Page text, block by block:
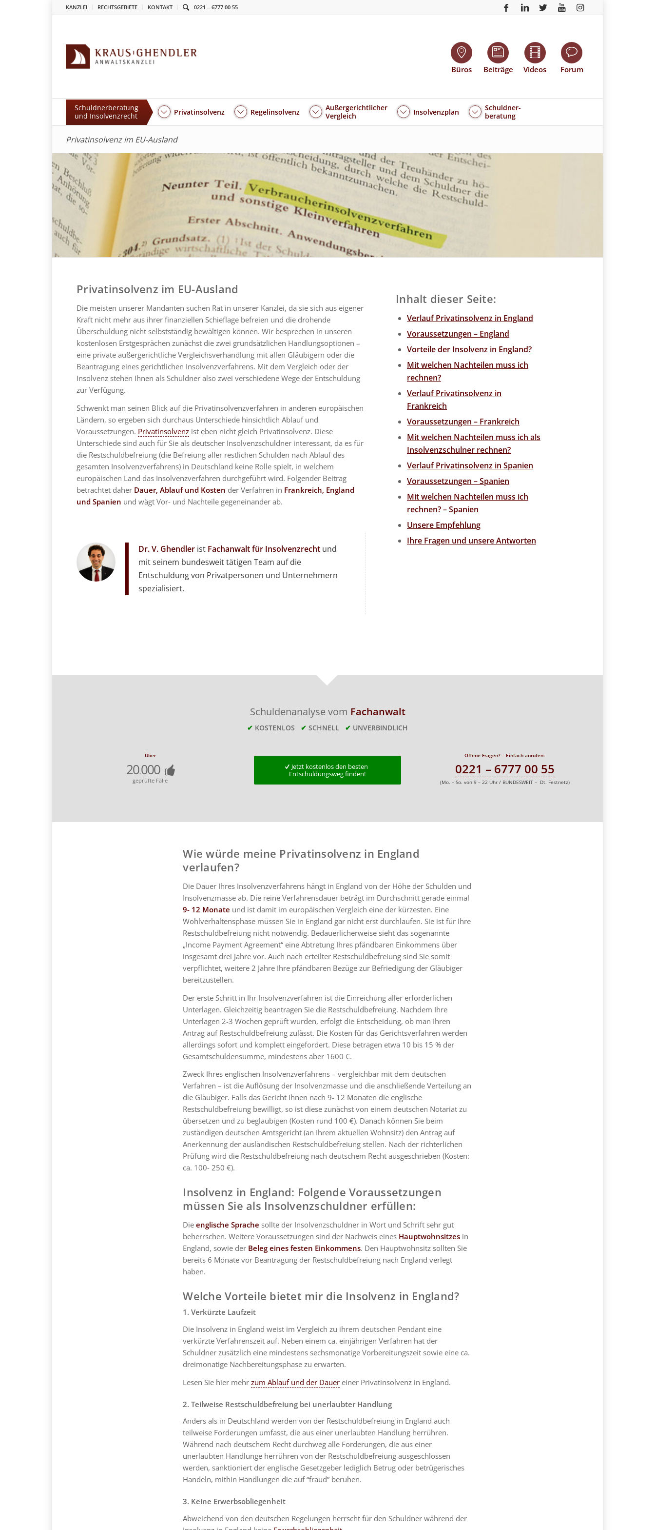
KANZLEI RECHTSGEBIETE KONTAKT 0221 – 6777 00 55
Büros Beiträge Videos Forum
Schuldnerberatung
und Insolvenzrecht
Privatinsolvenz Regelinsolvenz
Außergerichtlicher
Vergleich
Insolvenzplan
Schuldner-
beratung
Privatinsolvenz im EU-Ausland
Privatinsolvenz im EU-Ausland
Die meisten unserer Mandanten suchen Rat in unserer Kanzlei, da sie sich aus eigener
Kraft nicht mehr aus ihrer finanziellen Schieflage befreien und die drohende
Überschuldung nicht selbstständig bewältigen können. Wir besprechen in unseren
kostenlosen Erstgesprächen zunächst die zwei grundsätzlichen Handlungsoptionen –
eine private außergerichtliche Vergleichsverhandlung mit allen Gläubigern oder die
Beantragung eines gerichtlichen Insolvenzverfahrens. Mit dem Vergleich oder der
Insolvenz stehen Ihnen als Schuldner also zwei verschiedene Wege der Entschuldung
zur Verfügung.
Schwenkt man seinen Blick auf die Privatinsolvenzverfahren in anderen europäischen
Ländern, so ergeben sich durchaus Unterschiede hinsichtlich Ablauf und
Voraussetzungen. Privatinsolvenz ist eben nicht gleich Privatinsolvenz. Diese
Unterschiede sind auch für Sie als deutscher Insolvenzschuldner interessant, da es für
die Restschuldbefreiung (die Befreiung aller restlichen Schulden nach Ablauf des
gesamten Insolvenzverfahrens) in Deutschland keine Rolle spielt, in welchem
europäischen Land das Insolvenzverfahren durchgeführt wird. Folgender Beitrag
betrachtet daher Dauer, Ablauf und Kosten der Verfahren in Frankreich, England
und Spanien und wägt Vor- und Nachteile gegeneinander ab.
Dr. V. Ghendler ist Fachanwalt für Insolvenzrecht und
mit seinem bundesweit tätigen Team auf die
Entschuldung von Privatpersonen und Unternehmern
spezialisiert.
Inhalt dieser Seite:
Verlauf Privatinsolvenz in England
Voraussetzungen – England
Vorteile der Insolvenz in England?
Mit welchen Nachteilen muss ich
rechnen?
Verlauf Privatinsolvenz in
Frankreich
Voraussetzungen – Frankreich
Mit welchen Nachteilen muss ich als
Insolvenzschulner rechnen?
Verlauf Privatinsolvenz in Spanien
Voraussetzungen – Spanien
Mit welchen Nachteilen muss ich
rechnen? – Spanien
Unsere Empfehlung
Ihre Fragen und unsere Antworten
Schuldenanalyse vom Fachanwalt
✔ KOSTENLOS ✔ SCHNELL ✔ UNVERBINDLICH
Über
20.000
geprüfte Fälle
Jetzt kostenlos den besten
Entschuldungsweg finden!
Offene Fragen? – Einfach anrufen:
0221 – 6777 00 55
(Mo. – So. von 9 – 22 Uhr / BUNDESWEIT – Dt. Festnetz)
Wie würde meine Privatinsolvenz in England
verlaufen?
Die Dauer Ihres Insolvenzverfahrens hängt in England von der Höhe der Schulden und
Insolvenzmasse ab. Die reine Verfahrensdauer beträgt im Durchschnitt gerade einmal
9- 12 Monate und ist damit im europäischen Vergleich eine der kürzesten. Eine
Wohlverhaltensphase müssen Sie in England gar nicht erst durchlaufen. Sie ist für Ihre
Restschuldbefreiung nicht notwendig. Bedauerlicherweise sieht das sogenannte
„Income Payment Agreement“ eine Abtretung Ihres pfändbaren Einkommens über
insgesamt drei Jahre vor. Auch nach erteilter Restschuldbefreiung sind Sie somit
verpflichtet, weitere 2 Jahre Ihre pfändbaren Bezüge zur Befriedigung der Gläubiger
bereitzustellen.
Der erste Schritt in Ihr Insolvenzverfahren ist die Einreichung aller erforderlichen
Unterlagen. Gleichzeitig beantragen Sie die Restschuldbefreiung. Nachdem Ihre
Unterlagen 2-3 Wochen geprüft wurden, erfolgt die Entscheidung, ob man Ihren
Antrag auf Restschuldbefreiung zulässt. Die Kosten für das Gerichtsverfahren werden
allerdings sofort und komplett eingefordert. Diese betragen etwa 10 bis 15 % der
Gesamtschuldensumme, mindestens aber 1600 €.
Zweck Ihres englischen Insolvenzverfahrens – vergleichbar mit dem deutschen
Verfahren – ist die Auflösung der Insolvenzmasse und die anschließende Verteilung an
die Gläubiger. Falls das Gericht Ihnen nach 9- 12 Monaten die englische
Restschuldbefreiung bewilligt, so ist diese zunächst von einem deutschen Notariat zu
übersetzen und zu beglaubigen (Kosten rund 100 €). Danach können Sie beim
zuständigen deutschen Amtsgericht (an Ihrem aktuellen Wohnsitz) den Antrag auf
Anerkennung der ausländischen Restschuldbefreiung stellen. Nach der richterlichen
Prüfung wird die Restschuldbefreiung nach deutschem Recht ausgeschrieben (Kosten:
ca. 100- 250 €).
Insolvenz in England: Folgende Voraussetzungen
müssen Sie als Insolvenzschuldner erfüllen:
Dieenglische Sprache sollte der Insolvenzschuldner in Wort und Schrift sehr gut
beherrschen. Weitere Voraussetzungen sind der Nachweis eines Hauptwohnsitzes in
England, sowie der Beleg eines festen Einkommens. Den Hauptwohnsitz sollten Sie
bereits 6 Monate vor Beantragung der Restschuldbefreiung nach England verlegt
haben.
Welche Vorteile bietet mir die Insolvenz in England?
1. Verkürzte Laufzeit
Die Insolvenz in England weist im Vergleich zu ihrem deutschen Pendant eine
verkürzte Verfahrenszeit auf. Neben einem ca. einjährigen Verfahren hat der
Schuldner zusätzlich eine mindestens sechsmonatige Vorbereitungszeit sowie eine ca.
dreimonatige Nachbereitungsphase zu erwarten.
Lesen Sie hier mehrzum Ablauf und der Dauer einer Privatinsolvenz in England.
2. Teilweise Restschuldbefreiung bei unerlaubter Handlung
Anders als in Deutschland werden von der Restschuldbefreiung in England auch
teilweise Forderungen umfasst, die aus einer unerlaubten Handlung herrühren.
Während nach deutschem Recht durchweg alle Forderungen, die aus einer
unerlaubten Handlunge herrühren von der Restschuldbefreiung ausgeschlossen
werden, sanktioniert der englische Gesetzgeber lediglich Betrug oder betrügerisches
Handeln, mithin Handlungen die auf “fraud” beruhen.
3. Keine Erwerbsobliegenheit
Abweichend von den deutschen Regelungen herrscht für den Schuldner während der